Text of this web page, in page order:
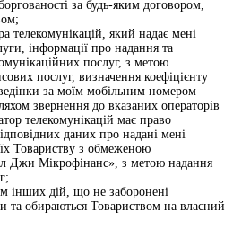
за будь-яким договором,
телекомунікацій, який надає мені
інформації про надання та
послуг, з метою
послуг, визначення коефіцієнту
за моїм мобільним номером
звернення до вказаних операторів
телекомунікацій має право
даних про надані мені
Товариству з обмеженою
Джи Мікрофінанс», з метою надання
інших дій, що не заборонені
та обираються Товариством на власний